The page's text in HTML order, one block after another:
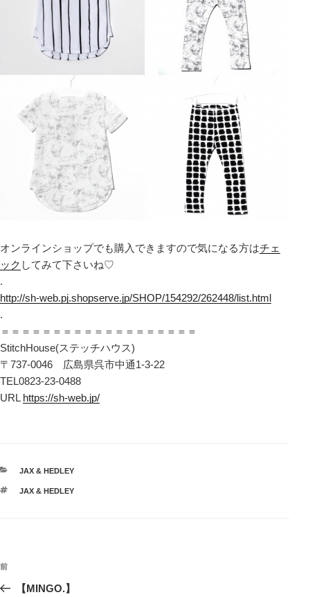
オンラインショップでも購入できますので気になる方はチェ
ック してみて下さいね♡
.
http://sh-web.pj.shopserve.jp/SHOP/154292/262448/list.html
.
＝＝＝＝＝＝＝＝＝＝＝＝＝＝＝＝＝＝＝
StitchHouse(ステッチハウス)
〒737-0046 広島県呉市中通1-3-22
TEL0823-23-0488
URL https://sh-web.jp/
カ
ゴ
JAX & HEDLEY
タ
JAX & HEDLEY
投
前
の
前
【MINGO.】